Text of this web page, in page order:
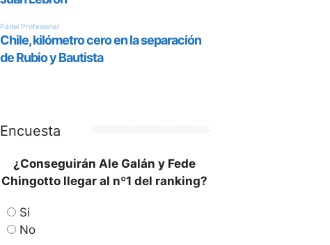
Encuesta
¿Conseguirán Ale Galán y Fede
Chingotto llegar al nº1 del ranking?
Si
No